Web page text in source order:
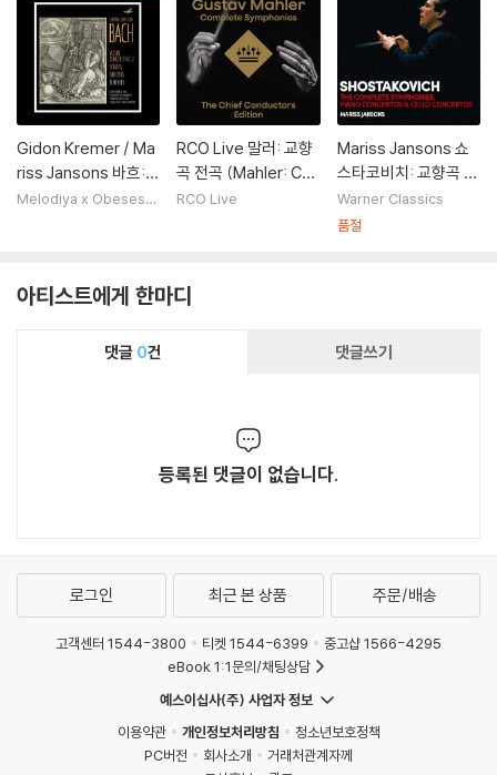
Gidon Kremer / Ma
riss Jansons 바흐:
바이올린 협주곡 2번
Melodiya x Obesessi
RCO Live 말러: 교향
곡 전곡 (Mahler: Co
mplete Symphonie
RCO Live
Mariss Jansons 쇼
스타코비치: 교향곡 전
곡, 재즈 모음곡, 협주
곡 (Shostakovich :
Warner Classics
품절
아티스트에게 한마디
댓글 0건 댓글쓰기
등록된 댓글이 없습니다.
로그인 최근 본 상품 주문/배송
고객센터 1544-3800 티켓 1544-6399
중고샵 1566-4295
eBook 1:1문의/채팅상담
예스이십사(주) 사업자 정보
이용약관
개인정보처리방침
청소년보호정책
PC버전
회사소개
거래처관계자께